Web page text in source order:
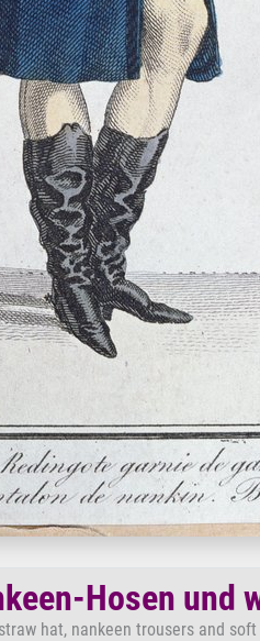
Hosen und
hat, nankeen trousers and